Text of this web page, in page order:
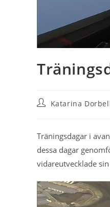
Inläggsförfattare:
Katarina
Träningsdagar i
dessa dagar
vidareutvecklade